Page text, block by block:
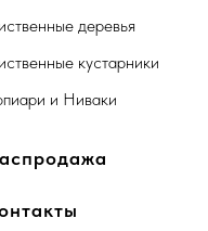
деревья
кустарники
и Ниваки